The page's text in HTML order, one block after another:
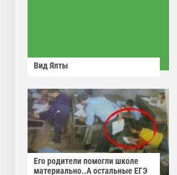
Вид Ялты
Его родители помогли школе
материально..А остальные ЕГЭ